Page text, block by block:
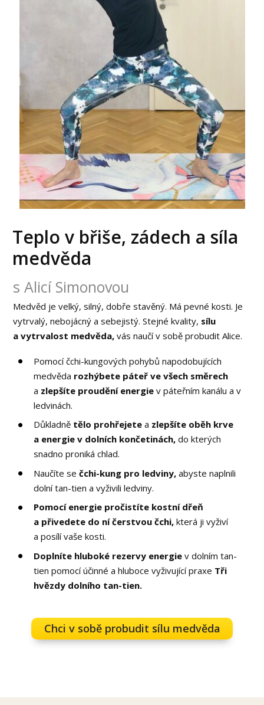
Teplo v břiše, zádech a síla
medvěda
s Alicí Simonovou
Medvěd je velký, silný, dobře stavěný. Má pevné kosti. Je
vytrvalý, nebojácný a sebejistý. Stejné kvality, sílu
a vytrvalost medvěda, vás naučí v sobě probudit Alice.
Pomocí čchi-kungových pohybů napodobujících
medvěda rozhýbete páteř ve všech směrech
a zlepšíte proudění energie v páteřním kanálu a v
ledvinách.
Důkladně tělo prohřejete a zlepšíte oběh krve
a energie v dolních končetinách, do kterých
snadno proniká chlad.
Naučíte sečchi-kung pro ledviny, abyste naplnili
dolní tan-tien a vyživili ledviny.
Pomocí energie pročistíte kostní dřeň
a přivedete do ní čerstvou čchi, která ji vyživí
a posílí vaše kosti.
Doplníte hluboké rezervy energie v dolním tan-
tien pomocí účinné a hluboce vyživující praxe Tři
hvězdy dolního tan-tien.
Chci v sobě probudit sílu medvěda